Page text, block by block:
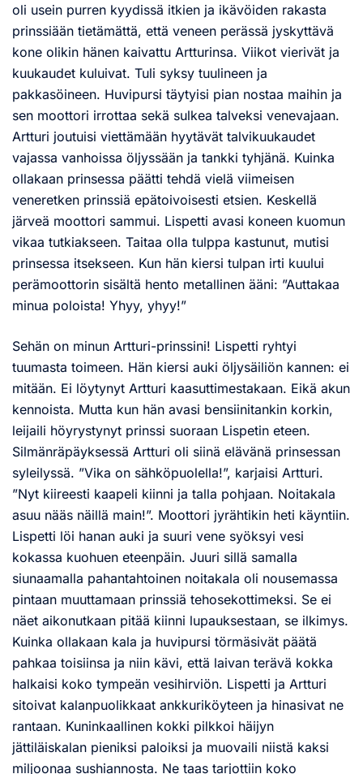
oli usein purren kyydissä itkien ja ikävöiden rakasta
prinssiään tietämättä, että veneen perässä jyskyttävä
kone olikin hänen kaivattu Artturinsa. Viikot vierivät ja
kuukaudet kuluivat. Tuli syksy tuulineen ja
pakkasöineen. Huvipursi täytyisi pian nostaa maihin ja
sen moottori irrottaa sekä sulkea talveksi venevajaan.
Artturi joutuisi viettämään hyytävät talvikuukaudet
vajassa vanhoissa öljyssään ja tankki tyhjänä. Kuinka
ollakaan prinsessa päätti tehdä vielä viimeisen
veneretken prinssiä epätoivoisesti etsien. Keskellä
järveä moottori sammui. Lispetti avasi koneen kuomun
vikaa tutkiakseen. Taitaa olla tulppa kastunut, mutisi
prinsessa itsekseen. Kun hän kiersi tulpan irti kuului
perämoottorin sisältä hento metallinen ääni: ”Auttakaa
minua poloista! Yhyy, yhyy!”
Sehän on minun Artturi-prinssini! Lispetti ryhtyi
tuumasta toimeen. Hän kiersi auki öljysäiliön kannen: ei
mitään. Ei löytynyt Artturi kaasuttimestakaan. Eikä akun
kennoista. Mutta kun hän avasi bensiinitankin korkin,
leijaili höyrystynyt prinssi suoraan Lispetin eteen.
Silmänräpäyksessä Artturi oli siinä elävänä prinsessan
syleilyssä. ”Vika on sähköpuolella!”, karjaisi Artturi.
”Nyt kiireesti kaapeli kiinni ja talla pohjaan. Noitakala
asuu nääs näillä main!”. Moottori jyrähtikin heti käyntiin.
Lispetti löi hanan auki ja suuri vene syöksyi vesi
kokassa kuohuen eteenpäin. Juuri sillä samalla
siunaamalla pahantahtoinen noitakala oli nousemassa
pintaan muuttamaan prinssiä tehosekottimeksi. Se ei
näet aikonutkaan pitää kiinni lupauksestaan, se ilkimys.
Kuinka ollakaan kala ja huvipursi törmäsivät päätä
pahkaa toisiinsa ja niin kävi, että laivan terävä kokka
halkaisi koko tympeän vesihirviön. Lispetti ja Artturi
sitoivat kalanpuolikkaat ankkuriköyteen ja hinasivat ne
rantaan. Kuninkaallinen kokki pilkkoi häijyn
jättiläiskalan pieniksi paloiksi ja muovaili niistä kaksi
miljoonaa sushiannosta. Ne taas tarjottiin koko